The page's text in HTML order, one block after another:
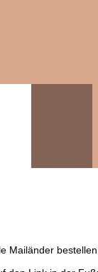
Mailänder